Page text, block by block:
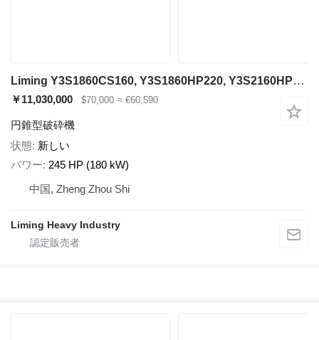
Liming Y3S1860CS160, Y3S1860HP220, Y3S2160HP220
￥11,030,000 $70,000 ≈ €60,590
円錐型破砕機
状態 新しい
パワー 245 HP (180 kW)
中国, Zheng Zhou Shi
Liming Heavy Industry